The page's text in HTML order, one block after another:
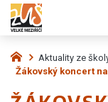
Aktuality ze
Žákovský koncert